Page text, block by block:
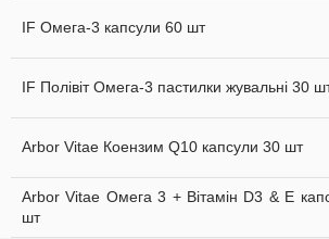
IF Омега-3 капсули 60 шт
IF Полівіт Омега-3 пастилки жувальні 30
Arbor Vitae Коензим Q10 капсули 30 шт
Arbor Vitae Омега 3 + Вітамін D3 & Е
шт